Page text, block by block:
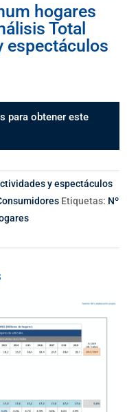
hogares
Total
espectáculos
para obtener este
y espectáculos
Etiquetas: Nº